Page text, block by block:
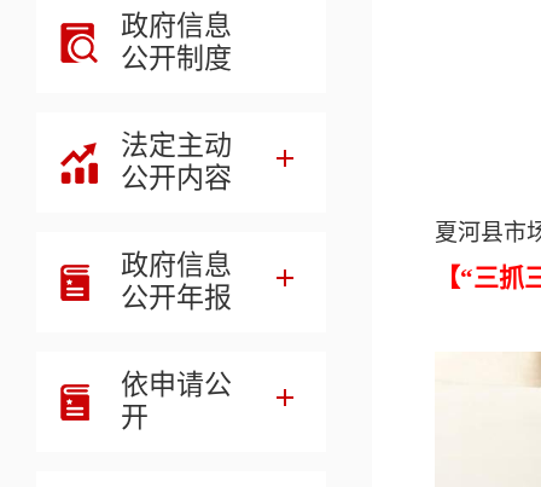
政府信息
公开制度
法定主动
公开内容
政府信息
公开年报
依申请公
开
夏河县市
【“三抓